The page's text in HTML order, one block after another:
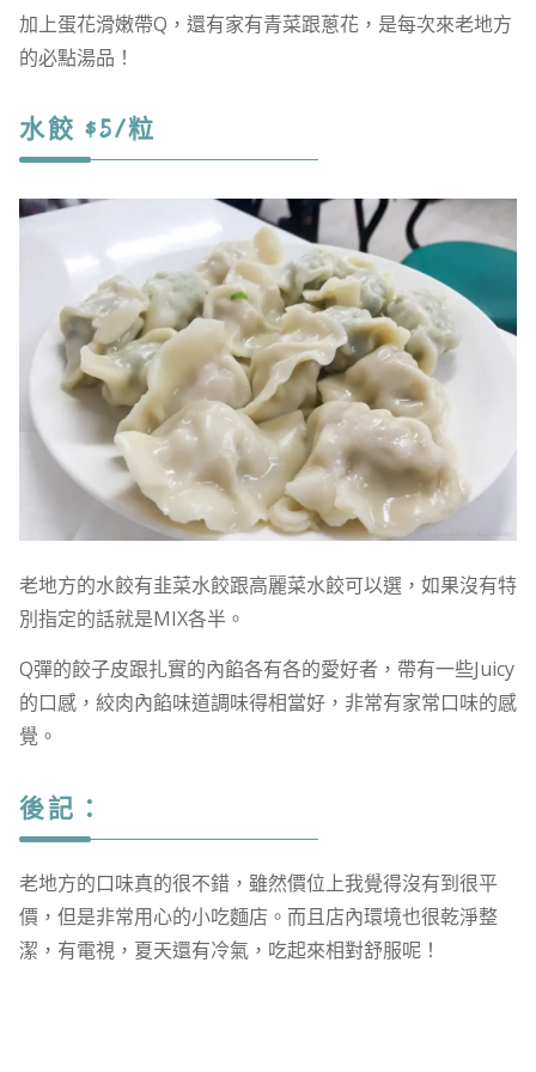
加上蛋花滑嫩帶Q，還有家有青菜跟蔥花，是每次來老地方
的必點湯品！
水餃 $5/粒
老地方的水餃有韭菜水餃跟高麗菜水餃可以選，如果沒有特
別指定的話就是MIX各半。
Q彈的餃子皮跟扎實的內餡各有各的愛好者，帶有一些Juicy
的口感，絞肉內餡味道調味得相當好，非常有家常口味的感
覺。
後記：
老地方的口味真的很不錯，雖然價位上我覺得沒有到很平
價，但是非常用心的小吃麵店。而且店內環境也很乾淨整
潔，有電視，夏天還有冷氣，吃起來相對舒服呢！